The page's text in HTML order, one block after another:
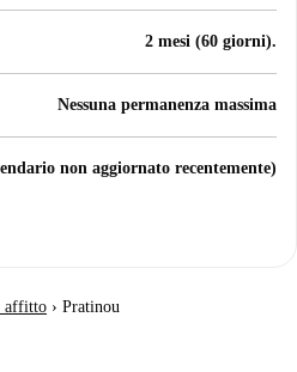
2 mesi (60 giorni).
Nessuna permanenza massima
non aggiornato recentemente)
affitto › Pratinou